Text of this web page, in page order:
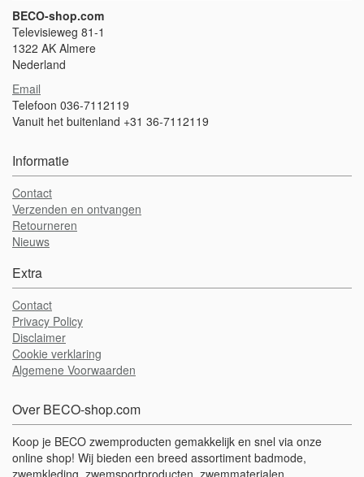
BECO-shop.com
Televisieweg 81-1
1322 AK Almere
Nederland
Email
Telefoon 036-7112119
Vanuit het buitenland +31 36-7112119
Informatie
Contact
Verzenden en ontvangen
Retourneren
Nieuws
Extra
Contact
Privacy Policy
Disclaimer
Cookie verklaring
Algemene Voorwaarden
Over BECO-shop.com
Koop je BECO zwemproducten gemakkelijk en snel via onze
online shop! Wij bieden een breed assortiment badmode,
zwemkleding, zwemsportproducten, zwemmaterialen,